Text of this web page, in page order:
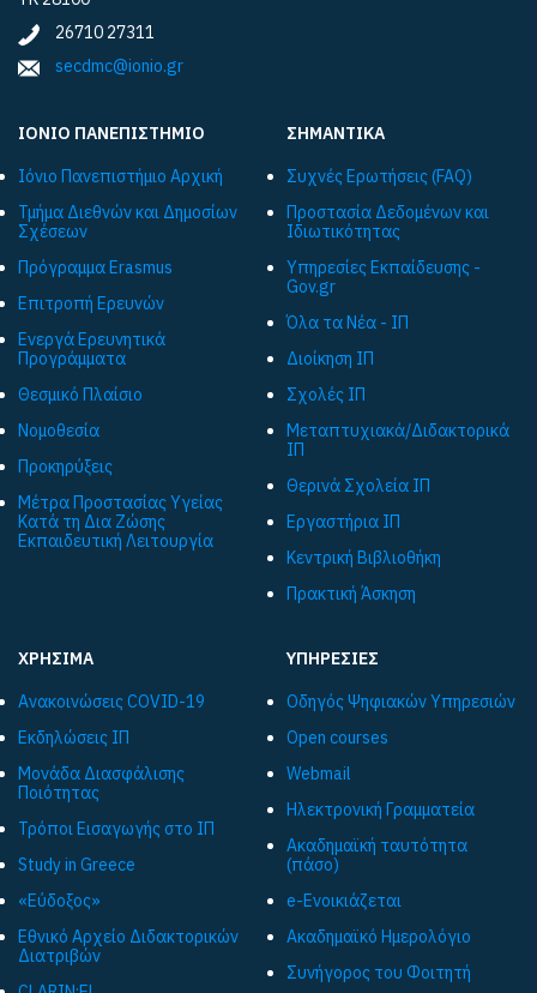
26710 27311
secdmc@ionio.gr
ΙΟΝΙΟ ΠΑΝΕΠΙΣΤΗΜΙΟ
Ιόνιο Πανεπιστήμιο Αρχική
Τμήμα Διεθνών και Δημοσίων
Σχέσεων
Πρόγραμμα Εrasmus
Επιτροπή Ερευνών
Ενεργά Ερευνητικά
Προγράμματα
Θεσμικό Πλαίσιο
Νομοθεσία
Προκηρύξεις
Μέτρα Προστασίας Υγείας
Κατά τη Δια Ζώσης
Εκπαιδευτική Λειτουργία
ΣΗΜΑΝΤΙΚΑ
Συχνές Ερωτήσεις (FAQ)
Προστασία Δεδομένων και
Ιδιωτικότητας
Υπηρεσίες Εκπαίδευσης -
Gov.gr
Όλα τα Νέα - ΙΠ
Διοίκηση ΙΠ
Σχολές ΙΠ
Μεταπτυχιακά/Διδακτορικά
ΙΠ
Θερινά Σχολεία ΙΠ
Εργαστήρια ΙΠ
Κεντρική Βιβλιοθήκη
Πρακτική Άσκηση
ΧΡΗΣΙΜΑ
Ανακοινώσεις COVID-19
Εκδηλώσεις ΙΠ
Μονάδα Διασφάλισης
Ποιότητας
Τρόποι Εισαγωγής στο ΙΠ
Study in Greece
«Εύδοξος»
Εθνικό Αρχείο Διδακτορικών
Διατριβών
ΥΠΗΡΕΣΙΕΣ
Οδηγός Ψηφιακών Υπηρεσιών
Open courses
Webmail
Ηλεκτρονική Γραμματεία
Ακαδημαϊκή ταυτότητα
(πάσο)
e-Ενοικιάζεται
Ακαδημαϊκό Ημερολόγιο
Συνήγορος του Φοιτητή